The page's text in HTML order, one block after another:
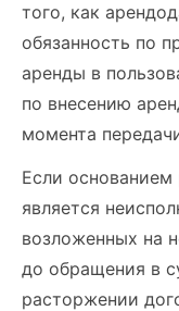
того, как
обязанность по
аренды в
по внесению
момента
Если
является
возложенных на
до обращения в
расторжении